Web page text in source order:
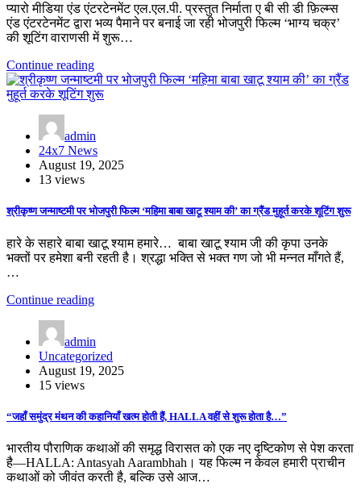
प्यारो मीडिया एंड एंटरटेनमेंट एल.एल.पी. प्रस्तुत निर्माता ए बी सी डी फ़िल्म्स
एंड एंटरटेनमेंट द्वारा भव्य पैमाने पर बनाई जा रही भोजपुरी फिल्म ‘भाग्य चक्र’
की शूटिंग वाराणसी में शुरू…
Continue reading
admin
24x7 News
August 19, 2025
13 views
श्रीकृष्ण जन्माष्टमी पर भोजपुरी फिल्म ‘महिमा बाबा खाटू श्याम की’ का ग्रैंड मुहूर्त करके शूटिंग शुरू
हारे के सहारे बाबा खाटू श्याम हमारे… बाबा खाटू श्याम जी की कृपा उनके
भक्तों पर हमेशा बनी रहती है। श्रद्धा भक्ति से भक्त गण जो भी मन्नत माँगते हैं,
…
Continue reading
admin
Uncategorized
August 19, 2025
15 views
“जहाँ समुंद्र मंथन की कहानियाँ खत्म होती हैं, HALLA वहीं से शुरू होता है…”
भारतीय पौराणिक कथाओं की समृद्ध विरासत को एक नए दृष्टिकोण से पेश करता
है—HALLA: Antasyah Aarambhah। यह फिल्म न केवल हमारी प्राचीन
कथाओं को जीवंत करती है, बल्कि उसे आज…